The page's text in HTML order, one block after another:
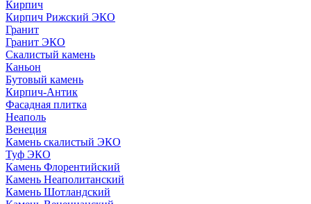
Кирпич
Кирпич Рижский ЭКО
Гранит
Гранит ЭКО
Скалистый камень
Каньон
Бутовый камень
Кирпич-Антик
Фасадная плитка
Неаполь
Венеция
Камень скалистый ЭКО
Туф ЭКО
Камень Флорентийский
Камень Неаполитанский
Камень Шотландский